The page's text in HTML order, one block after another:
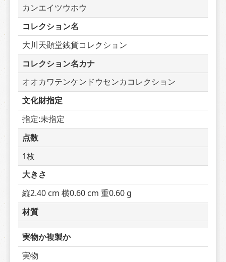
カンエイツウホウ
コレクション名
大川天顕堂銭貨コレクション
コレクション名カナ
オオカワテンケンドウセンカコレクション
文化財指定
指定:未指定
点数
1枚
大きさ
縦2.40 cm 横0.60 cm 重0.60 g
材質
実物か複製か
実物